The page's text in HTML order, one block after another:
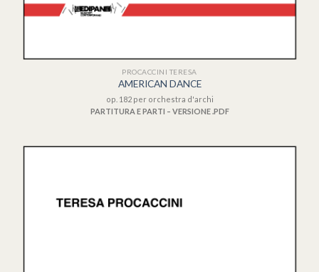
PROCACCINI TERESA
AMERICAN DANCE
op. 182 per orchestra d'archi
PARTITURA E PARTI – VERSIONE .PDF